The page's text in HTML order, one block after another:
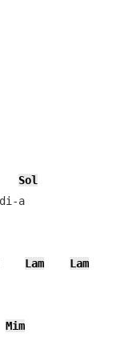
Sol
  E-e-e speri   che pri-ma o poi ti di-a
Lam
Lam
Mim